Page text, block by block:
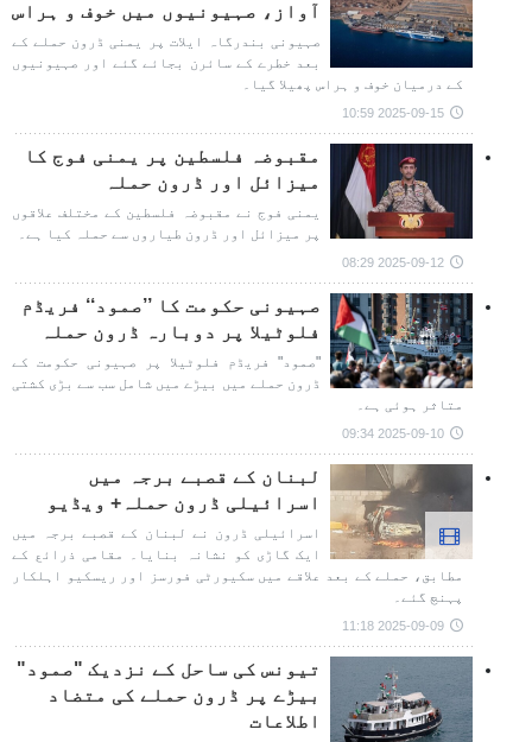
آواز، صہیونیوں میں خوف و ہراس
صہیونی بندرگاہ ایلات پر یمنی ڈرون حملے کے
بعد خطرے کے سائرن بجائے گئے اور صہیونیوں
کے درمیان خوف و ہراس پھیلا گیا۔
2025-09-15 10:59
مقبوضہ فلسطین پر یمنی فوج کا
میزائل اور ڈرون حملہ
یمنی فوج نے مقبوضہ فلسطین کے مختلف علاقوں
پر میزائل اور ڈرون طیاروں سے حملہ کیا ہے۔
2025-09-12 08:29
صہیونی حکومت کا ’’صمود‘‘ فریڈم
فلوٹیلا پر دوبارہ ڈرون حملہ
"صمود" فریڈم فلوٹیلا پر صہیونی حکومت کے
ڈرون حملے میں بیڑے میں شامل سب سے بڑی کشتی
متاثر ہوئی ہے۔
2025-09-10 09:34
لبنان کے قصبے برجہ میں
اسرائیلی ڈرون حملہ+ ویڈیو
اسرائیلی ڈرون نے لبنان کے قصبے برجہ میں
ایک گاڑی کو نشانہ بنایا۔ مقامی ذرائع کے
مطابق، حملے کے بعد علاقے میں سکیورٹی فورسز اور ریسکیو اہلکار
پہنچ گئے۔
2025-09-09 11:18
تیونس کی ساحل کے نزدیک "صمود"
بیڑے پر ڈرون حملے کی متضاد
اطلاعات